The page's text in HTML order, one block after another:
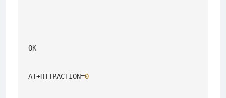
OK
AT+HTTPACTION=0